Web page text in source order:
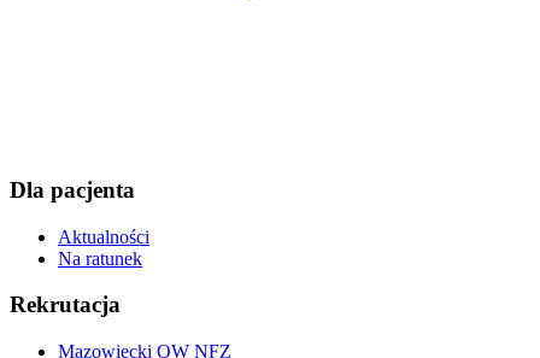
Dla pacjenta
Aktualności
Na ratunek
Rekrutacja
Mazowiecki OW NFZ